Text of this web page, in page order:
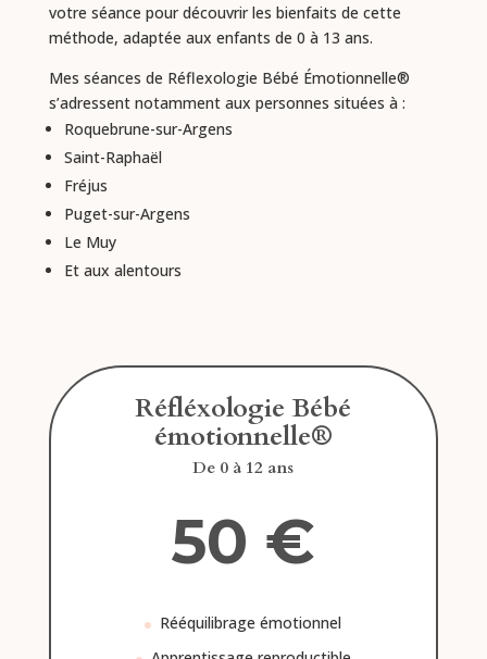
votre séance pour découvrir les bienfaits de cette
méthode, adaptée aux enfants de 0 à 13 ans.
Mes séances de Réflexologie Bébé Émotionnelle®
s’adressent notamment aux personnes situées à :
Roquebrune-sur-Argens
Saint-Raphaël
Fréjus
Puget-sur-Argens
Le Muy
Et aux alentours
Réfléxologie Bébé
émotionnelle®
De 0 à 12 ans
50 €
Rééquilibrage émotionnel